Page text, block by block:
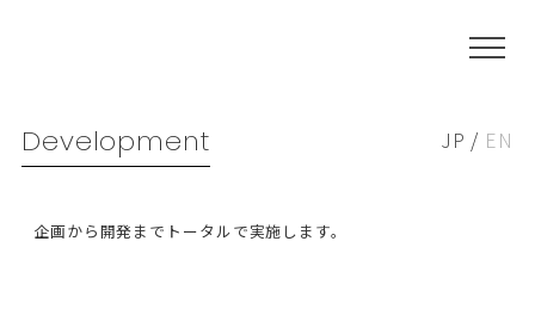
Development JP / EN
企画から開発までトータルで実施します。